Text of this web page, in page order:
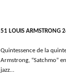
51 LOUIS ARMSTRONG
Quintessence de la
Armstrong, “Satchmo”
jazz…